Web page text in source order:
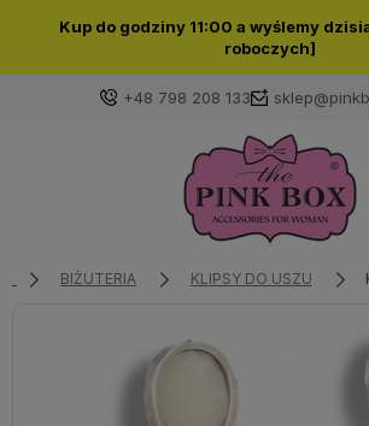
Kup do godziny 11:00 a wyślemy
roboczych]
+48 798 208 133
Zaloguj się
Wybierz coś dla siebie z naszej
BIŻUTERIA KLIPSY DO USZU